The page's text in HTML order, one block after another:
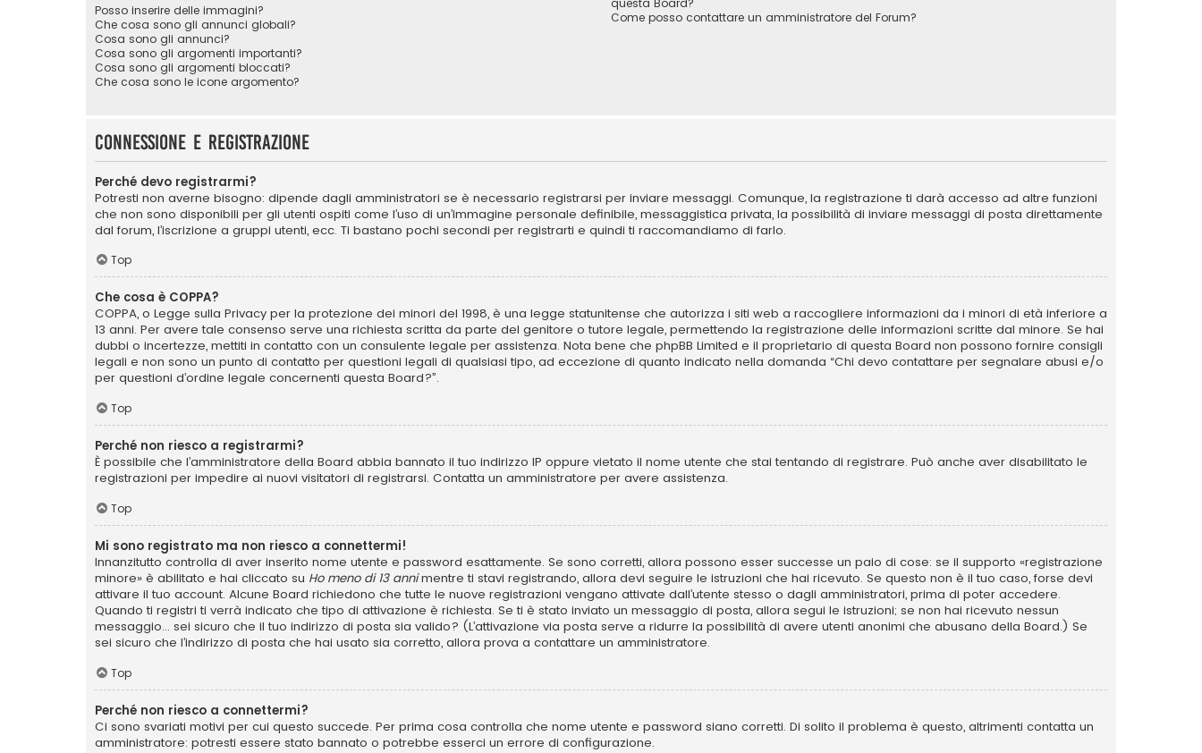
Posso inserire delle immagini?
Che cosa sono gli annunci globali?
Cosa sono gli annunci?
Cosa sono gli argomenti importanti?
Cosa sono gli argomenti bloccati?
Che cosa sono le icone argomento?
questa Board?
Come posso contattare un amministratore del Forum?
Connessione e registrazione
Perché devo registrarmi?
Potresti non averne bisogno: dipende dagli amministratori se è necessario registrarsi per inviare messaggi. Comunque, la registrazione ti darà accesso ad altre funzioni
che non sono disponibili per gli utenti ospiti come l’uso di un’immagine personale definibile, messaggistica privata, la possibilità di inviare messaggi di posta direttamente
dal forum, l’iscrizione a gruppi utenti, ecc. Ti bastano pochi secondi per registrarti e quindi ti raccomandiamo di farlo.
Top
Che cosa è COPPA?
COPPA, o Legge sulla Privacy per la protezione dei minori del 1998, è una legge statunitense che autorizza i siti web a raccogliere informazioni da i minori di età inferiore a
13 anni. Per avere tale consenso serve una richiesta scritta da parte del genitore o tutore legale, permettendo la registrazione delle informazioni scritte dal minore. Se hai
dubbi o incertezze, mettiti in contatto con un consulente legale per assistenza. Nota bene che phpBB Limited e il proprietario di questa Board non possono fornire consigli
legali e non sono un punto di contatto per questioni legali di qualsiasi tipo, ad eccezione di quanto indicato nella domanda “Chi devo contattare per segnalare abusi e/o
per questioni d’ordine legale concernenti questa Board?”.
Top
Perché non riesco a registrarmi?
È possibile che l’amministratore della Board abbia bannato il tuo indirizzo IP oppure vietato il nome utente che stai tentando di registrare. Può anche aver disabilitato le
registrazioni per impedire ai nuovi visitatori di registrarsi. Contatta un amministratore per avere assistenza.
Top
Mi sono registrato ma non riesco a connettermi!
Innanzitutto controlla di aver inserito nome utente e password esattamente. Se sono corretti, allora possono esser successe un paio di cose: se il supporto «registrazione
minore» è abilitato e hai cliccato su Ho meno di 13 annimentre ti stavi registrando, allora devi seguire le istruzioni che hai ricevuto. Se questo non è il tuo caso, forse devi
attivare il tuo account. Alcune Board richiedono che tutte le nuove registrazioni vengano attivate dall’utente stesso o dagli amministratori, prima di poter accedere.
Quando ti registri ti verrà indicato che tipo di attivazione è richiesta. Se ti è stato inviato un messaggio di posta, allora segui le istruzioni; se non hai ricevuto nessun
messaggio... sei sicuro che il tuo indirizzo di posta sia valido? (L’attivazione via posta serve a ridurre la possibilità di avere utenti anonimi che abusano della Board.) Se
sei sicuro che l’indirizzo di posta che hai usato sia corretto, allora prova a contattare un amministratore.
Top
Perché non riesco a connettermi?
Ci sono svariati motivi per cui questo succede. Per prima cosa controlla che nome utente e password siano corretti. Di solito il problema è questo, altrimenti contatta un
amministratore: potresti essere stato bannato o potrebbe esserci un errore di configurazione.